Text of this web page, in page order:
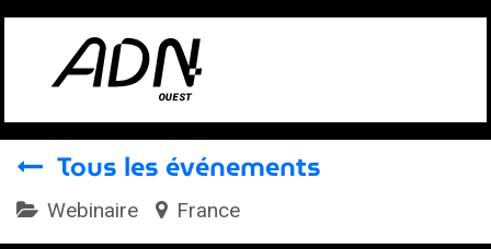
Se rendre au contenu
Tous les événements
Webinaire France